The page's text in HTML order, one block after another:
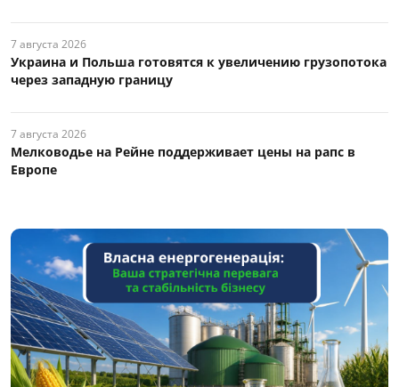
7 августа 2026
Украина и Польша готовятся к увеличению грузопотока
через западную границу
7 августа 2026
Мелководье на Рейне поддерживает цены на рапс в
Европе